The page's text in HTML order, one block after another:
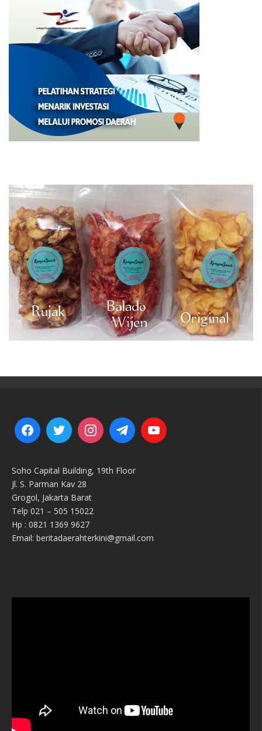
Soho Capital Building, 19th Floor
Jl. S. Parman Kav 28
Grogol, Jakarta Barat
Telp 021 – 505 15022
Hp : 0821 1369 9627
Email: beritadaerahterkini@gmail.com